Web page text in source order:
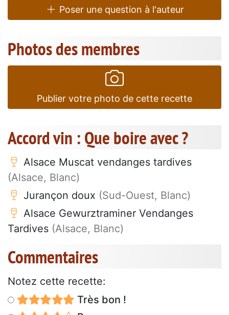
Poser une question à l'auteur
Photos des membres
Publier votre photo de cette recette
Accord vin : Que boire avec ?
Alsace Muscat vendanges tardives
(Alsace, Blanc)
Jurançon doux (Sud-Ouest, Blanc)
Alsace Gewurztraminer Vendanges
Tardives (Alsace, Blanc)
Commentaires
Notez cette recette:
Très bon !